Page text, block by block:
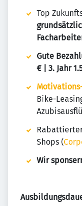
Top
Gute
€ | 3. Jahr
Bike-
Shops (
Wir